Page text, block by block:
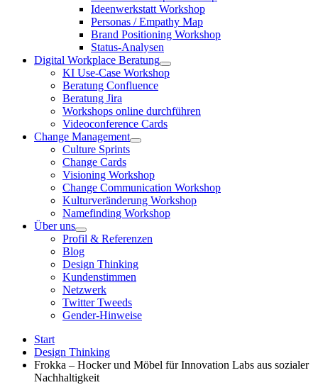
Ideenwerkstatt Workshop
Personas / Empathy Map
Brand Positioning Workshop
Status-Analysen
Digital Workplace Beratung
KI Use-Case Workshop
Beratung Confluence
Beratung Jira
Workshops online durchführen
Videoconference Cards
Change Management
Culture Sprints
Change Cards
Visioning Workshop
Change Communication Workshop
Kulturveränderung Workshop
Namefinding Workshop
Über uns
Profil & Referenzen
Blog
Design Thinking
Kundenstimmen
Netzwerk
Twitter Tweeds
Gender-Hinweise
Start
Design Thinking
Frokka – Hocker und Möbel für Innovation Labs aus sozialer
Nachhaltigkeit